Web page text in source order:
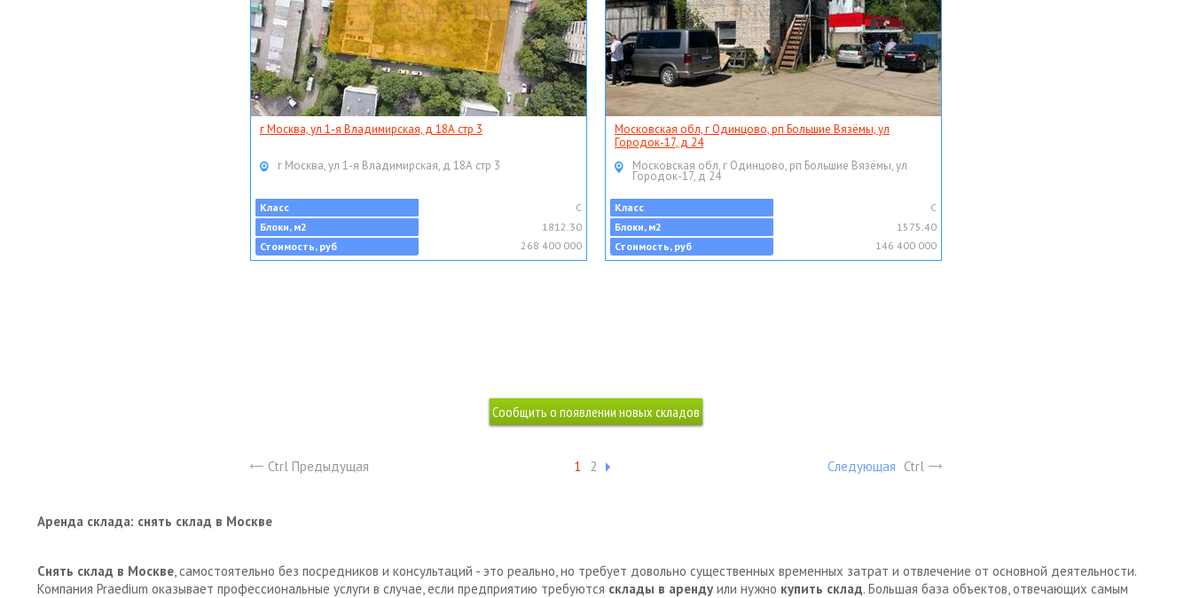
г Москва, ул 1-я Владимирская, д 18А стр 3
г Москва, ул 1-я Владимирская, д 18А стр 3
Класс
C
Блоки, м2
1812.30
Стоимость, руб
268 400 000
Московская обл, г Одинцово, рп Большие Вязёмы, ул
Городок-17, д 24
Московская обл, г Одинцово, рп Большие Вязёмы, ул
Городок-17, д 24
Класс
C
Блоки, м2
1575.40
Стоимость, руб
146 400 000
Ctrl Предыдущая 1 2 Следующая Ctrl
Аренда склада: снять склад в Москве
Снять склад в Москве, самостоятельно без посредников и консультаций - это реально, но требует довольно существенных временных затрат и отвлечение от основной деятельности.
Компания Praedium оказывает профессиональные услуги в случае, если предприятию требуются склады в аренду или нужно купить склад. Большая база объектов, отвечающих самым